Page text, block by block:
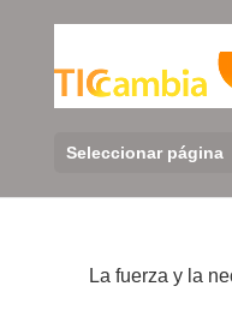
Seleccionar página
La fuerza y la